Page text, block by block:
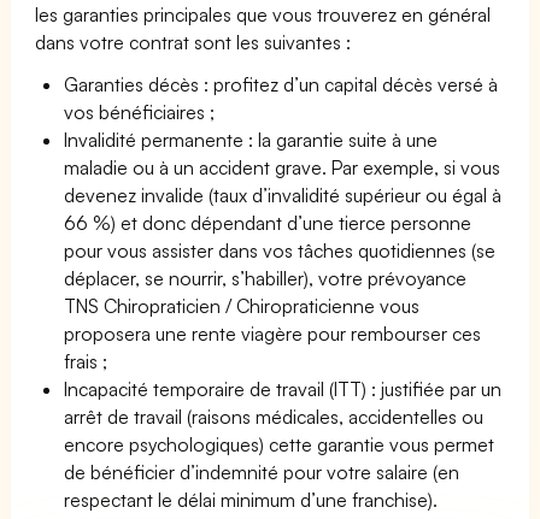
les garanties principales que vous trouverez en général
dans votre contrat sont les suivantes :
Garanties décès : profitez d’un capital décès versé à
vos bénéficiaires ;
Invalidité permanente : la garantie suite à une
maladie ou à un accident grave. Par exemple, si vous
devenez invalide (taux d’invalidité supérieur ou égal à
66 %) et donc dépendant d’une tierce personne
pour vous assister dans vos tâches quotidiennes (se
déplacer, se nourrir, s’habiller), votre prévoyance
TNS Chiropraticien / Chiropraticienne vous
proposera une rente viagère pour rembourser ces
frais ;
Incapacité temporaire de travail (ITT) : justifiée par un
arrêt de travail (raisons médicales, accidentelles ou
encore psychologiques) cette garantie vous permet
de bénéficier d’indemnité pour votre salaire (en
respectant le délai minimum d’une franchise).